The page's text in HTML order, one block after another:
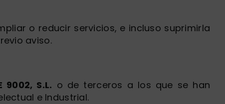
o reducir servicios, e incluso suprimirla
aviso.
9002, S.L. o de terceros a los que se han
e Industrial.